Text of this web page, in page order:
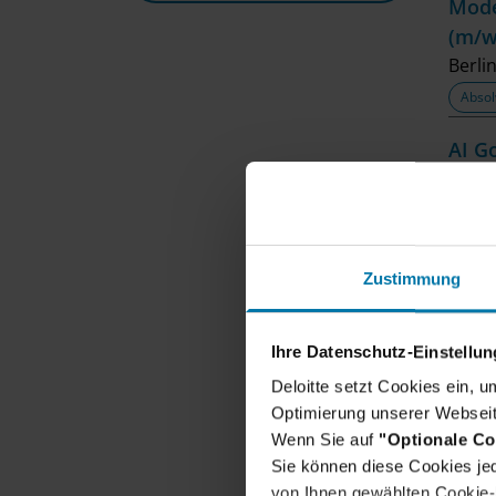
Zustimmung
Ihre Datenschutz-
Deloitte setzt Cookies ein,
Optimierung unserer
Wenn Sie auf "Optionale
Sie können diese Cookies
(m/
AI